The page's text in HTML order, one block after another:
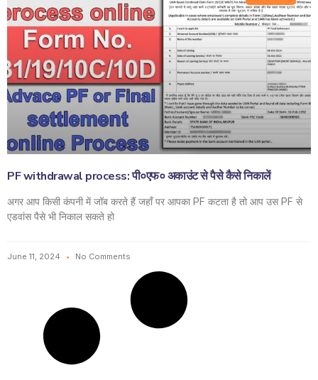
PF withdrawal process: पी०एफ० अकाउंट से पैसे कैसे निकालें
अगर आप किसी कंपनी में जॉब करते हैं जहाँ पर आपका PF कटता है तो आप उस PF से
एडवांस पैसे भी निकाल सकते हो
June 11, 2024 No Comments